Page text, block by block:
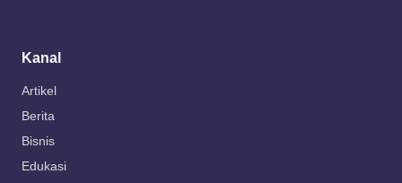
Kanal
Artikel
Berita
Bisnis
Edukasi